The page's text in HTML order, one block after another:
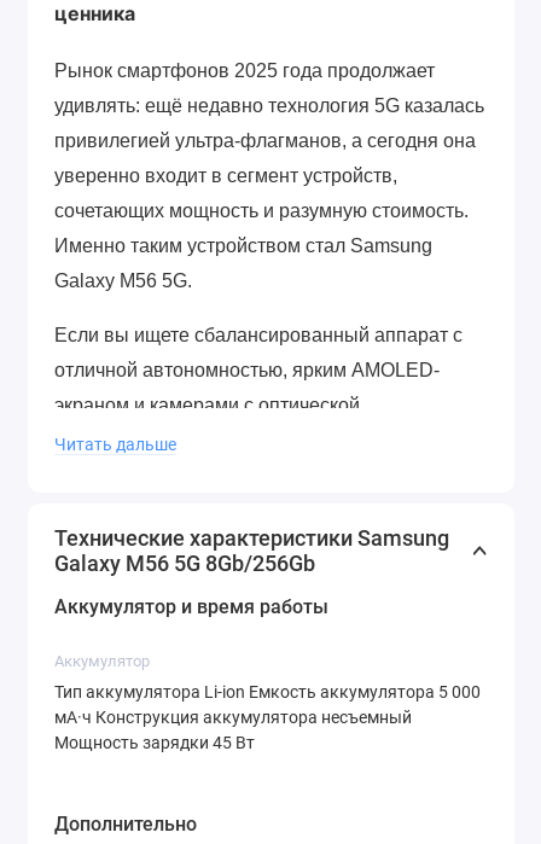
ценника
Рынок смартфонов 2025 года продолжает
удивлять: ещё недавно технология 5G казалась
привилегией ультра-флагманов, а сегодня она
уверенно входит в сегмент устройств,
сочетающих мощность и разумную стоимость.
Именно таким устройством стал Samsung
Galaxy M56 5G.
Если вы ищете сбалансированный аппарат с
отличной автономностью, ярким AMOLED-
экраном и камерами с оптической
стабилизацией, но при этом не готовы
дешево» — это лучшее решение. В этой статье
разберем, почему новинка 2025 года стала
народным хитом, где её найти по выгодной
Дизайн и дисплей: тонкий корпус и защита
Первое, что бросается в глаза при знакомстве с
Читать дальше
Технические характеристики Samsung
Galaxy M56 5G 8Gb/256Gb
Аккумулятор и время работы
Аккумулятор
Тип аккумулятора Li-ion Емкость аккумулятора 5 000
мА·ч Конструкция аккумулятора несъемный
Мощность зарядки 45 Вт
Дополнительно